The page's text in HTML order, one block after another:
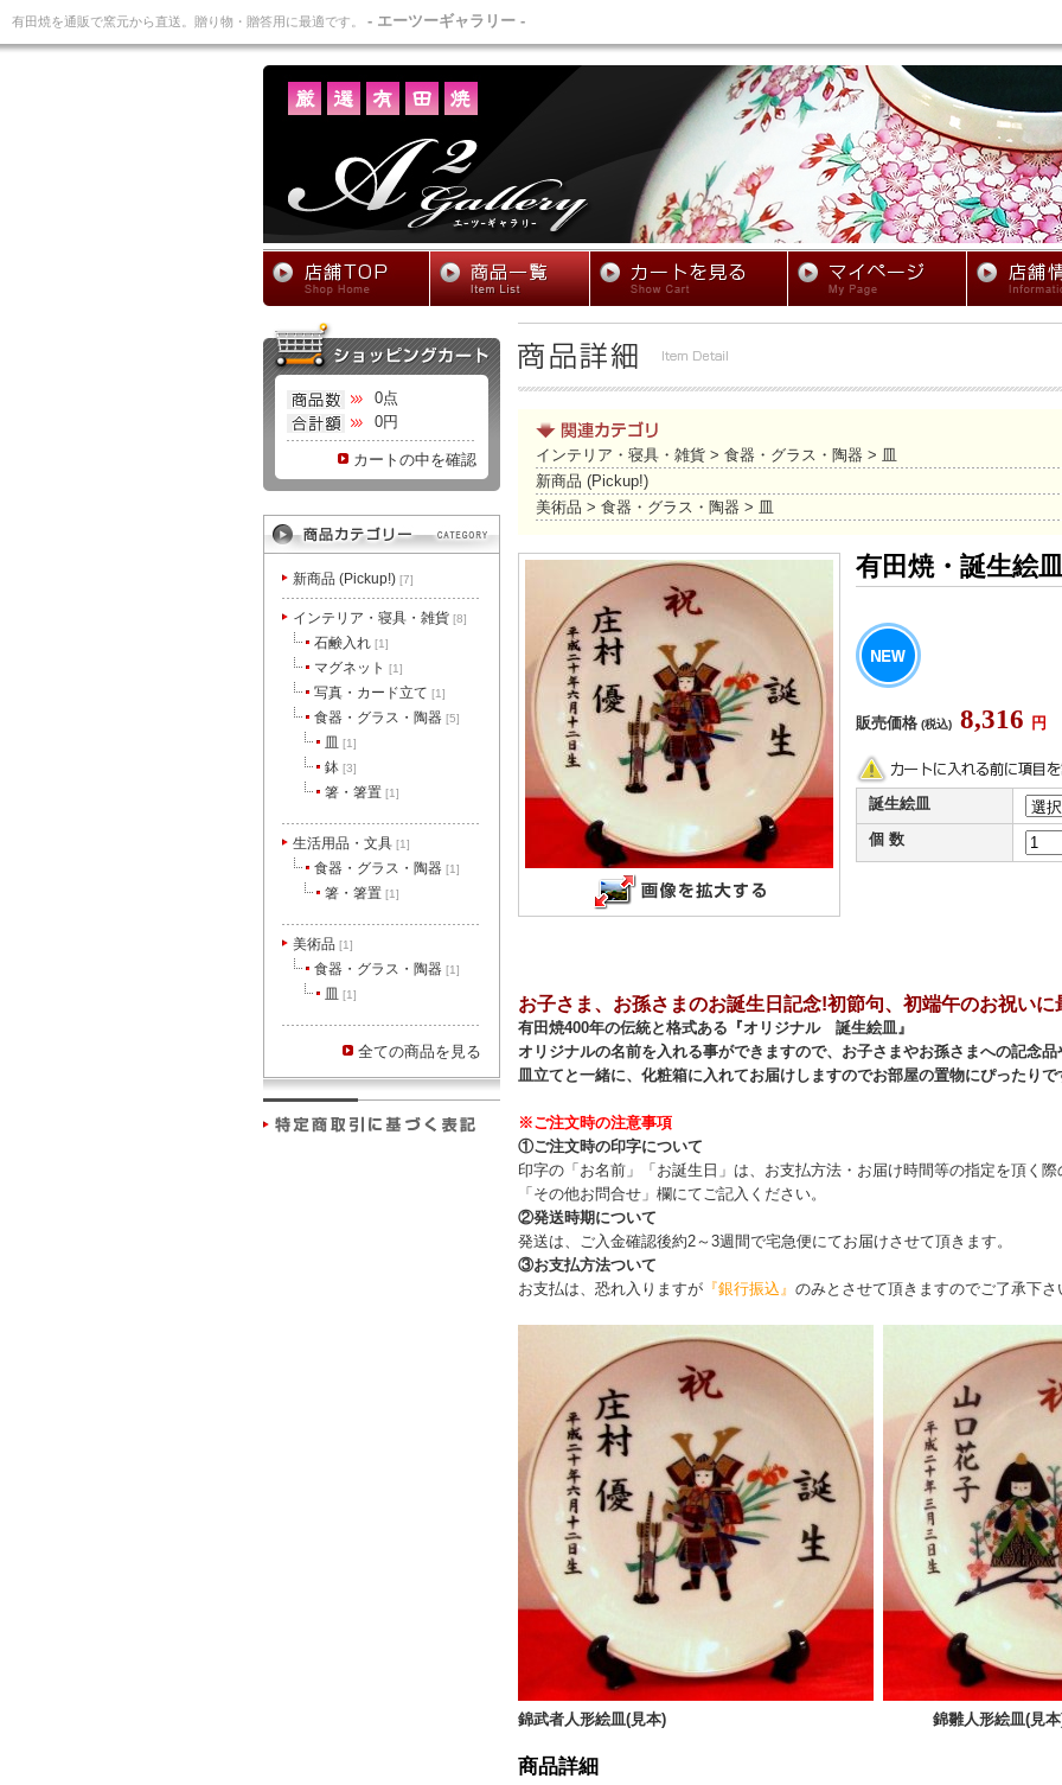
有田焼を通販で窯元から直送。贈り物・贈答用に最適です。 - エーツーギャラリー -
0点
0円
カートの中を確認
新商品 (Pickup!) [7]
インテリア・寝具・雑貨 [8]
石鹸入れ[1]
マグネット [1]
写真・カード立て [1]
食器・グラス・陶器[5]
皿 [1]
鉢 [3]
箸・箸置 [1]
生活用品・文具 [1]
食器・グラス・陶器[1]
箸・箸置 [1]
美術品 [1]
食器・グラス・陶器[1]
皿 [1]
全ての商品を見る
インテリア・寝具・雑貨 > 食器・グラス・陶器 > 皿
新商品 (Pickup!)
美術品 > 食器・グラス・陶器 > 皿
有田焼・誕生絵
販売価格 (税込) 8,316 円
誕生絵皿
個 数
お子さま、お孫さまのお誕生日記念!初節句、初端午のお祝い
有田焼400年の伝統と格式ある『オリジナル 誕生絵皿』
オリジナルの名前を入れる事ができますので、お子さまやお孫さまへの記念
皿立てと一緒に、化粧箱に入れてお届けしますのでお部屋の置物にぴったりで
※ご注文時の注意事項
①ご注文時の印字について
印字の「お名前」「お誕生日」は、お支払方法・お届け時間等の指定を頂く際
「その他お問合せ」欄にてご記入ください。
②発送時期について
発送は、ご入金確認後約2～3週間で宅急便にてお届けさせて頂きます。
③お支払方法ついて
お支払は、恐れ入りますが 『銀行振込』 のみとさせて頂きますのでご了承下さ
錦武者人形絵皿(見本) 錦雛人形絵皿(見
商品詳細